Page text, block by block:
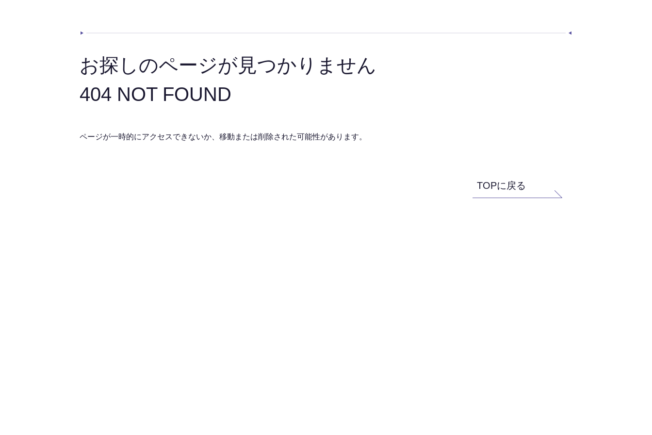
お探しのページが見つかりません
404 NOT FOUND
ページが一時的にアクセスできないか、移動または削除された可能性があります。
TOPに戻る